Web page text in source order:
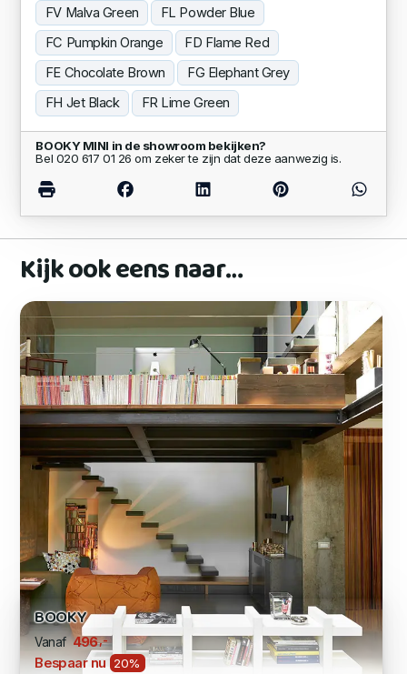
FV Malva Green
FL Powder Blue
FC Pumpkin Orange
FD Flame Red
FE Chocolate Brown
FG Elephant Grey
FH Jet Black
FR Lime Green
BOOKY MINI in de showroom bekijken?
Bel 020 617 01 26 om zeker te zijn dat deze aanwezig is.
Kijk ook eens naar…
BOOKY
Vanaf 496,-
Bespaar nu 20%